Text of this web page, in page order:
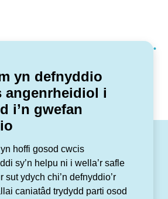
yn defnyddio
angenrheidiol i
i’n gwefan
hoffi gosod cwcis
sy’n helpu ni i wella’r safle
sut ydych chi’n defnyddio’r
caniatâd trydydd parti osod
Nagoedd
LinkedIn
Facebook
Twitter